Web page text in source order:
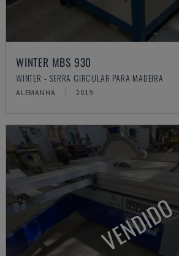
WINTER MBS 930
WINTER - SERRA CIRCULAR PARA MADEIRA
ALEMANHA 2019
VENDIDO